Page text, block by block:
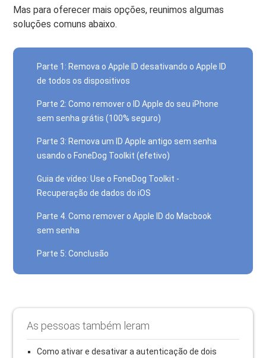
Mas para oferecer mais opções, reunimos algumas
soluções comuns abaixo.
Parte 1: Remova o Apple ID desativando o Apple ID
de todos os dispositivos
Parte 2: Como remover o ID Apple do seu iPhone
sem senha grátis (100% seguro)
Parte 3: Remova um ID Apple antigo sem senha
usando o FoneDog Toolkit (efetivo)
Guia de vídeo: Use o FoneDog Toolkit -
Recuperação de dados do iOS
Parte 4. Como remover o Apple ID do Macbook
sem senha
Parte 5: Conclusão
As pessoas também leram
Como ativar e desativar a autenticação de dois